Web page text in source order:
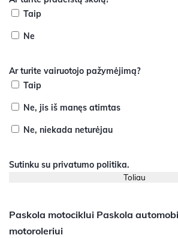
Taip
Ne
Ar turite vairuotojo pažymėjimą?
Taip
Ne, jis iš manęs atimtas
Ne, niekada neturėjau
Sutinku su privatumo politika.
Paskola motociklui Paskola
motoroleriui